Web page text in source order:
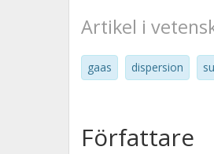
Artikel i
gaas dispersion
Författare